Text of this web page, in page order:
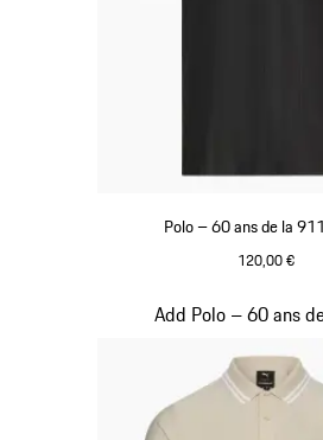
Polo – 60 ans de la
120,00 €
Add Polo – 60 ans
Diapositive 9 sur 20